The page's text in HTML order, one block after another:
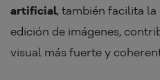
artificial, también facilita
edición de imágenes,
visual más fuerte y